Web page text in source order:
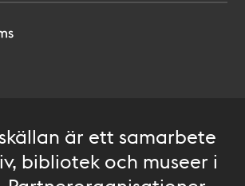
är ett samarbete
bibliotek och museer i